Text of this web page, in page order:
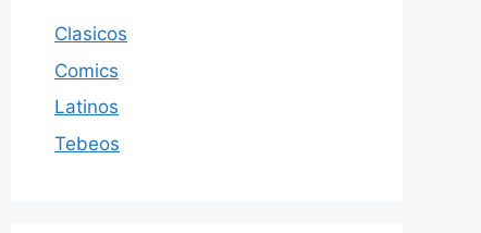
Clasicos
Comics
Latinos
Tebeos